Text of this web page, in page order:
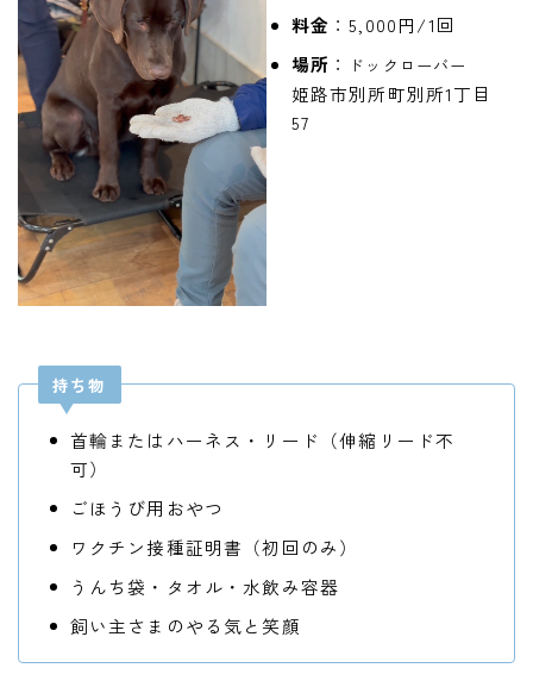
料金 ：5,000円/1回
場所 ： ドックローバー
姫路市別所町別所1丁目
57
持ち物
首輪またはハーネス・リード（伸縮リード不
可）
ごほうび用おやつ
ワクチン接種証明書（初回のみ）
うんち袋・タオル・水飲み容器
飼い主さまのやる気と笑顔